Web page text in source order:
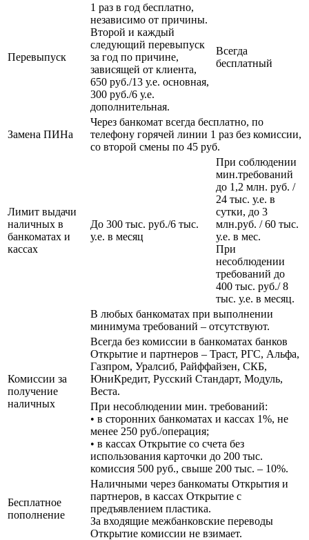
Перевыпуск
1 раз в год бесплатно,
независимо от причины.
Второй и каждый
следующий перевыпуск
за год по причине,
зависящей от клиента,
650 руб./13 у.е. основная,
300 руб./6 у.е.
дополнительная.
Всегда
бесплатный
Замена ПИНа
Через банкомат всегда бесплатно, по
телефону горячей линии 1 раз без комиссии,
со второй смены по 45 руб.
Лимит выдачи
наличных в
банкоматах и
кассах
До 300 тыс. руб./6 тыс.
у.е. в месяц
При соблюдении
мин.требований
до 1,2 млн. руб. /
24 тыс. у.е. в
сутки, до 3
млн.руб. / 60 тыс.
у.е. в мес.
При
несоблюдении
требований до
400 тыс. руб./ 8
тыс. у.е. в месяц.
Комиссии за
получение
наличных
В любых банкоматах при выполнении
минимума требований – отсутствуют.
Всегда без комиссии в банкоматах банков
Открытие и партнеров – Траст, РГС, Альфа,
Газпром, Уралсиб, Райффайзен, СКБ,
ЮниКредит, Русский Стандарт, Модуль,
Веста.
При несоблюдении мин. требований:
• в сторонних банкоматах и кассах 1%, не
менее 250 руб./операция;
• в кассах Открытие со счета без
использования карточки до 200 тыс.
комиссия 500 руб., свыше 200 тыс. – 10%.
Бесплатное
пополнение
Наличными через банкоматы Открытия и
партнеров, в кассах Открытие с
предъявлением пластика.
За входящие межбанковские переводы
Открытие комиссии не взимает.